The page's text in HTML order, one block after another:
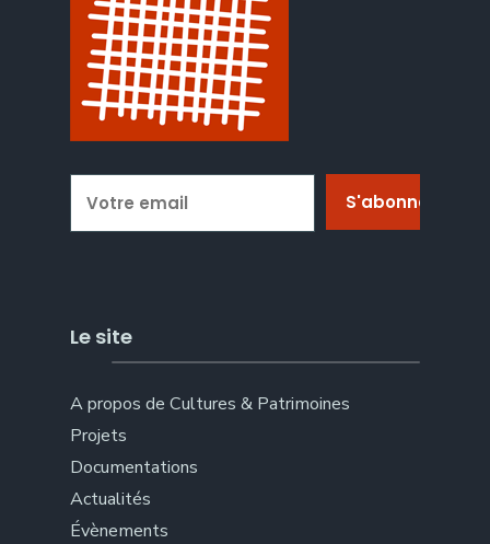
Le site
A propos de Cultures & Patrimoines
Projets
Documentations
Actualités
Évènements